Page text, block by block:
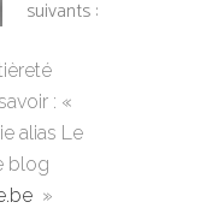
suivants :
: «
alias Le
blog
»